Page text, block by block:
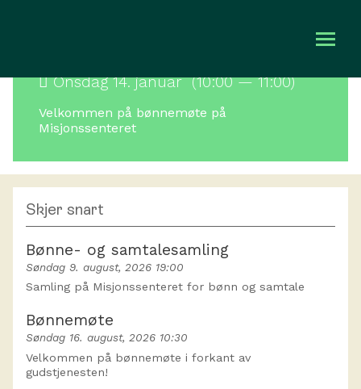
Om oss
Gi en gave
Onsdag 14. januar (10:00 — 11:00)
Velkommen på bønnemøte på
Misjonssenteret
Skjer snart
Bønne- og samtalesamling
Søndag 9. august, 2026 19:00
Samling på Misjonssenteret for bønn og samtale
Bønnemøte
Søndag 16. august, 2026 10:30
Velkommen på bønnemøte i forkant av
gudstjenesten!